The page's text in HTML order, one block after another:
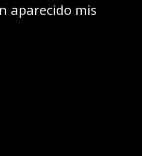
aparecido mis